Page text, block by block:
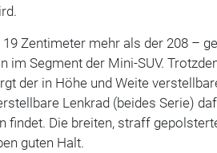
Zentimeter mehr als der 208 –
im Segment der Mini-SUV.
der in Höhe und Weite
Lenkrad (beides Serie)
findet. Die breiten, straff
guten Halt.